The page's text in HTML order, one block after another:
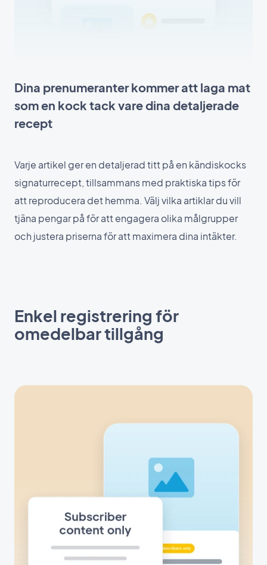
Dina prenumeranter kommer att laga mat
som en kock tack vare dina detaljerade
recept
Varje artikel ger en detaljerad titt på en kändiskocks
signaturrecept, tillsammans med praktiska tips för
att reproducera det hemma. Välj vilka artiklar du vill
tjäna pengar på för att engagera olika målgrupper
och justera priserna för att maximera dina intäkter.
Enkel registrering för
omedelbar tillgång